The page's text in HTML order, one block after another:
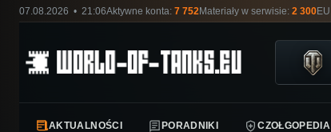
07.08.2026 • 21:06Aktywne konta: 7 752Materiały w serwisie: 2 300EU
AKTUALNOŚCI PORADNIKI CZOŁGOPEDIA